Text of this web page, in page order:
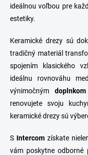
ideálnou voľbou pre
estetiky.
Keramické drezy sú
tradičný materiál
spojením klasického
ideálnu rovnováhu
výnimočnýmdoplnkom
renovujete svoju
keramické drezy sú
S Intercom získate
vám poskytne